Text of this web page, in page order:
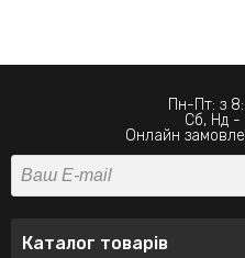
Пн-Пт: з
Сб, Нд -
Онлайн
Каталог товарів